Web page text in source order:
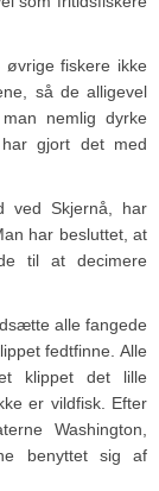
fiskere ikke
så de alligevel
nemlig dyrke
gjort det med
ved Skjernå, har
har besluttet, at
til at decimere
alle fangede
fedtfinne. Alle
klippet det lille
er vildfisk. Efter
Washington,
benyttet sig af